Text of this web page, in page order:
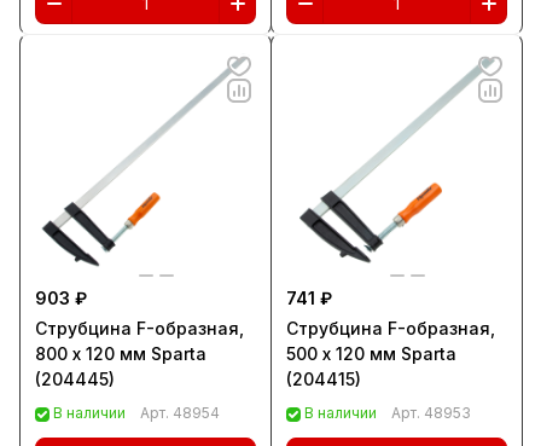
903 ₽
Струбцина F-образная,
800 х 120 мм Sparta
(204445)
В наличии Арт. 48954
741 ₽
Струбцина F-образная,
500 х 120 мм Sparta
(204415)
В наличии Арт. 48953